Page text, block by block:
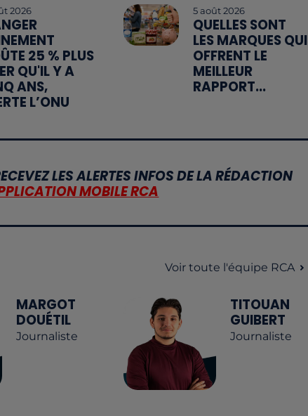
2026
25 % PLUS
QU'IL Y A
ANS,
L’ONU
5 août 2026
QUELLES SONT
LES MARQUES QUI
OFFRENT LE
MEILLEUR
RAPPORT...
LES ALERTES INFOS DE LA RÉDACTION
MOBILE RCA
Voir toute l'équipe RCA
MARGOT
DOUÉTIL
Journaliste
TITOUAN
GUIBERT
Journaliste